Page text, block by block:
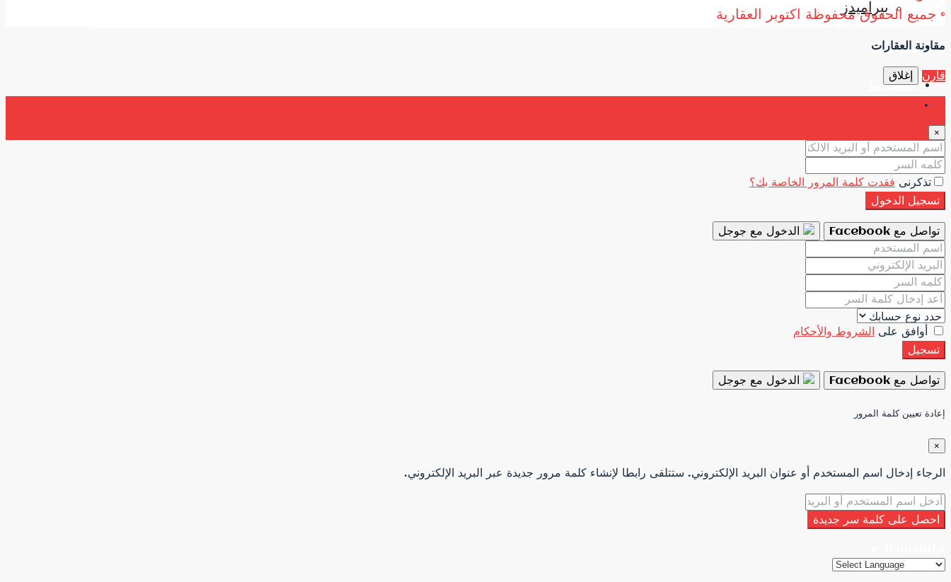
بيراميدز
من نحن
اتصل بنا
© جميع الحقوق محفوظة اكتوبر العقارية
مقارنة العقارات
قارن إغلاق
×
تذكرنى فقدت كلمة المرور الخاصة بك؟
تسجيل الدخول
تواصل مع Facebook الدخول مع جوجل
أوافق على
الشروط والأحكام
تسجيل
تواصل مع Facebook الدخول مع جوجل
إعادة تعيين كلمة المرور
×
الرجاء إدخال اسم المستخدم أو عنوان البريد الإلكتروني. ستتلقى رابطا لإنشاء كلمة مرور جديدة عبر البريد الإلكتروني.
احصل على كلمة سر جديدة